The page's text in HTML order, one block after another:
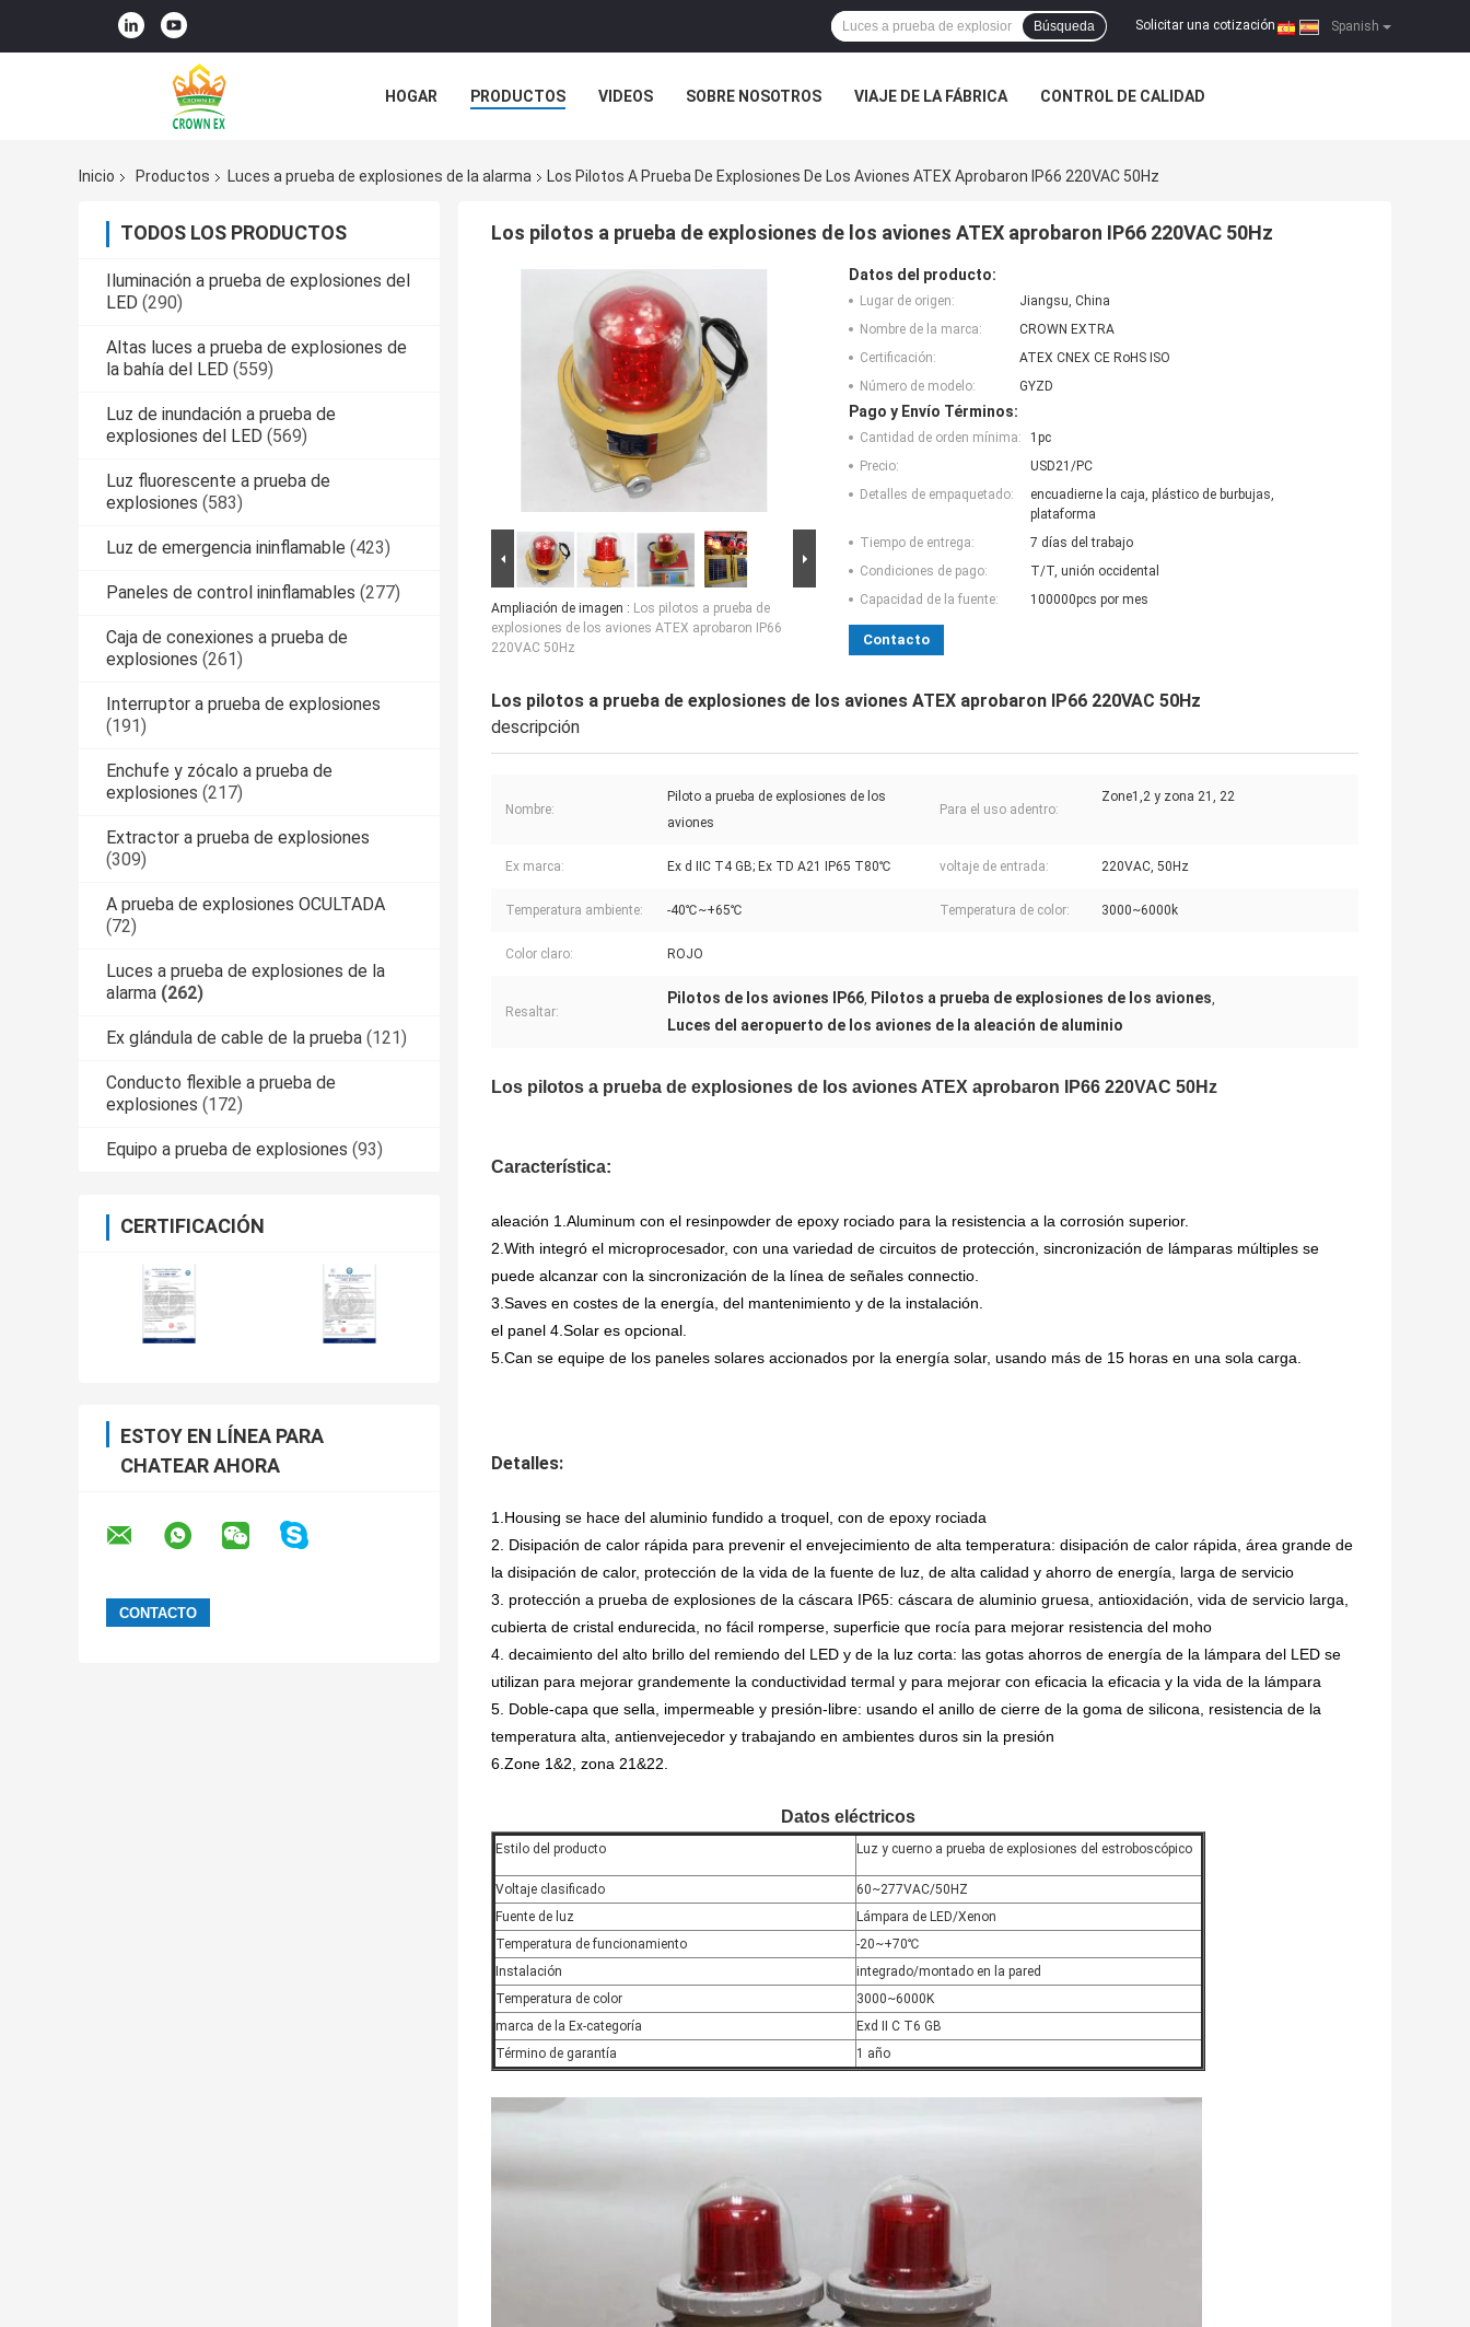
Spanish
Solicitar una cotización |
Búsqueda
HOGAR PRODUCTOS VIDEOS SOBRE NOSOTROS VIAJE DE LA FÁBRICA CONTROL DE CALIDAD
Inicio
Productos Luces a prueba de explosiones de la alarma Los Pilotos A Prueba De Explosiones De Los Aviones ATEX Aprobaron IP66 220VAC 50Hz
TODOS LOS PRODUCTOS
Iluminación a prueba de explosiones del
LED (290)
Altas luces a prueba de explosiones de
la bahía del LED (559)
Luz de inundación a prueba de
explosiones del LED (569)
Luz fluorescente a prueba de
explosiones (583)
Luz de emergencia ininflamable (423)
Paneles de control ininflamables (277)
Caja de conexiones a prueba de
explosiones (261)
Interruptor a prueba de explosiones
(191)
Enchufe y zócalo a prueba de
explosiones (217)
Extractor a prueba de explosiones
(309)
A prueba de explosiones OCULTADA
(72)
Luces a prueba de explosiones de la
alarma (262)
Ex glándula de cable de la prueba (121)
Conducto flexible a prueba de
explosiones (172)
Equipo a prueba de explosiones (93)
CERTIFICACIÓN
ESTOY EN LÍNEA PARA
CHATEAR AHORA
Los pilotos a prueba de explosiones de los aviones ATEX aprobaron IP66 220VAC 50Hz
Ampliación de imagen : Los pilotos a prueba de
explosiones de los aviones ATEX aprobaron IP66
220VAC 50Hz
Datos del producto:
Lugar de origen:
Jiangsu, China
Nombre de la marca:
CROWN EXTRA
Certificación:
ATEX CNEX CE RoHS ISO
Número de modelo:
GYZD
Pago y Envío Términos:
Cantidad de orden mínima:
1pc
Precio:
USD21/PC
Detalles de empaquetado:
encuadierne la caja, plástico de burbujas,
plataforma
Tiempo de entrega:
7 días del trabajo
Condiciones de pago:
T/T, unión occidental
Capacidad de la fuente:
100000pcs por mes
Contacto
Los pilotos a prueba de explosiones de los aviones ATEX aprobaron IP66 220VAC 50Hz
descripción
Nombre:
Piloto a prueba de explosiones de los
aviones
Para el uso adentro:
Zone1,2 y zona 21, 22
Ex marca: Ex d IIC T4 GB; Ex TD A21 IP65 T80℃ voltaje de entrada: 220VAC, 50Hz
Temperatura ambiente: -40℃~+65℃ Temperatura de color: 3000~6000k
Color claro: ROJO
Resaltar:
Pilotos de los aviones IP66, Pilotos a prueba de explosiones de los aviones,
Luces del aeropuerto de los aviones de la aleación de aluminio
Los pilotos a prueba de explosiones de los aviones ATEX aprobaron IP66 220VAC 50Hz
Característica:
aleación 1.Aluminum con el resinpowder de epoxy rociado para la resistencia a la corrosión superior.
2.With integró el microprocesador, con una variedad de circuitos de protección, sincronización de lámparas múltiples se
puede alcanzar con la sincronización de la línea de señales connectio.
3.Saves en costes de la energía, del mantenimiento y de la instalación.
el panel 4.Solar es opcional.
5.Can se equipe de los paneles solares accionados por la energía solar, usando más de 15 horas en una sola carga.
Detalles:
1.Housing se hace del aluminio fundido a troquel, con de epoxy rociada
2. Disipación de calor rápida para prevenir el envejecimiento de alta temperatura: disipación de calor rápida, área grande de
la disipación de calor, protección de la vida de la fuente de luz, de alta calidad y ahorro de energía, larga de servicio
3. protección a prueba de explosiones de la cáscara IP65: cáscara de aluminio gruesa, antioxidación, vida de servicio larga,
cubierta de cristal endurecida, no fácil romperse, superficie que rocía para mejorar resistencia del moho
4. decaimiento del alto brillo del remiendo del LED y de la luz corta: las gotas ahorros de energía de la lámpara del LED se
utilizan para mejorar grandemente la conductividad termal y para mejorar con eficacia la eficacia y la vida de la lámpara
5. Doble-capa que sella, impermeable y presión-libre: usando el anillo de cierre de la goma de silicona, resistencia de la
temperatura alta, antienvejecedor y trabajando en ambientes duros sin la presión
6.Zone 1&2, zona 21&22.
Datos eléctricos
Estilo del producto Luz y cuerno a prueba de explosiones del estroboscópico
Voltaje clasificado
60~277VAC/50HZ
Fuente de luz
Lámpara de LED/Xenon
Temperatura de funcionamiento
-20~+70℃
Instalación
integrado/montado en la pared
Temperatura de color
3000~6000K
marca de la Ex-categoría
Exd II C T6 GB
Término de garantía
1 año